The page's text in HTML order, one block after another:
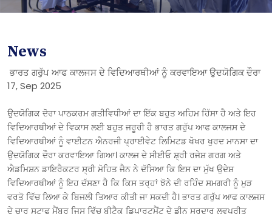
News
ਭਾਰਤ ਗਰੁੱਪ ਆਫ ਕਾਲਜਸ ਦੇ ਵਿਦਿਆਰਥੀਆਂ ਨੂੰ ਕਰਵਾਇਆ ਉਦਯੋਗਿਕ ਦੌਰਾ
17, Sep 2025
ਉਦਯੋਗਿਕ ਦੋਰਾ ਪਾਠਕਰਮ ਗਤੀਵਿਧੀਆਂ ਦਾ ਇੱਕ ਬਹੁਤ ਅਹਿਮ ਹਿੱਸਾ ਹੈ ਅਤੇ ਇਹ
ਵਿਦਿਆਰਥੀਆਂ ਦੇ ਵਿਕਾਸ ਲਈ ਬਹੁਤ ਜਰੂਰੀ ਹੈ ਭਾਰਤ ਗਰੁੱਪ ਆਫ ਕਾਲਜਸ ਦੇ
ਵਿਦਿਆਰਥੀਆਂ ਨੂੰ ਵਾਈਟਨ ਐਨਰਜੀ ਪ੍ਰਾਈਵੇਟ ਲਿਮਿਟਡ ਖੋਖਰ ਖੁਰਦ ਮਾਨਸਾ ਦਾ
ਉਦਯੋਗਿਕ ਦੌਰਾ ਕਰਵਾਇਆ ਗਿਆ। ਕਾਲਜ ਦੇ ਸੀਈਓ ਸ਼੍ਰੀ ਰਜੇਸ਼ ਗਰਗ ਅਤੇ
ਐਡਮਿਸ਼ਨ ਡਾਇਰੈਕਟਰ ਸ੍ਰੀ ਮੋਹਿਤ ਜੈਨ ਨੇ ਦੱਸਿਆ ਕਿ ਇਸ ਦਾ ਮੁੱਖ ਉਦੇਸ਼
ਵਿਦਿਆਰਥੀਆਂ ਨੂੰ ਇਹ ਦੱਸਣਾ ਹੈ ਕਿ ਕਿਸ ਤਰ੍ਹਾਂ ਝੋਨੇ ਦੀ ਰਹਿੰਦ ਸਮਗਰੀ ਨੂੰ ਮੁੜ
ਵਰਤੋ ਵਿੱਚ ਲਿਆ ਕੇ ਬਿਜਲੀ ਤਿਆਰ ਕੀਤੀ ਜਾ ਸਕਦੀ ਹੈ। ਭਾਰਤ ਗਰੁੱਪ ਆਫ ਕਾਲਜਸ
ਦੇ ਚਾਰ ਸਟਾਫ ਮੈਂਬਰ ਜਿਸ ਵਿੱਚ ਬੀਟੈਕ ਡਿਪਾਰਟਮੈਂਟ ਦੇ ਡੀਨ ਸਰਦਾਰ ਲਵਪ੍ਰੀਤ